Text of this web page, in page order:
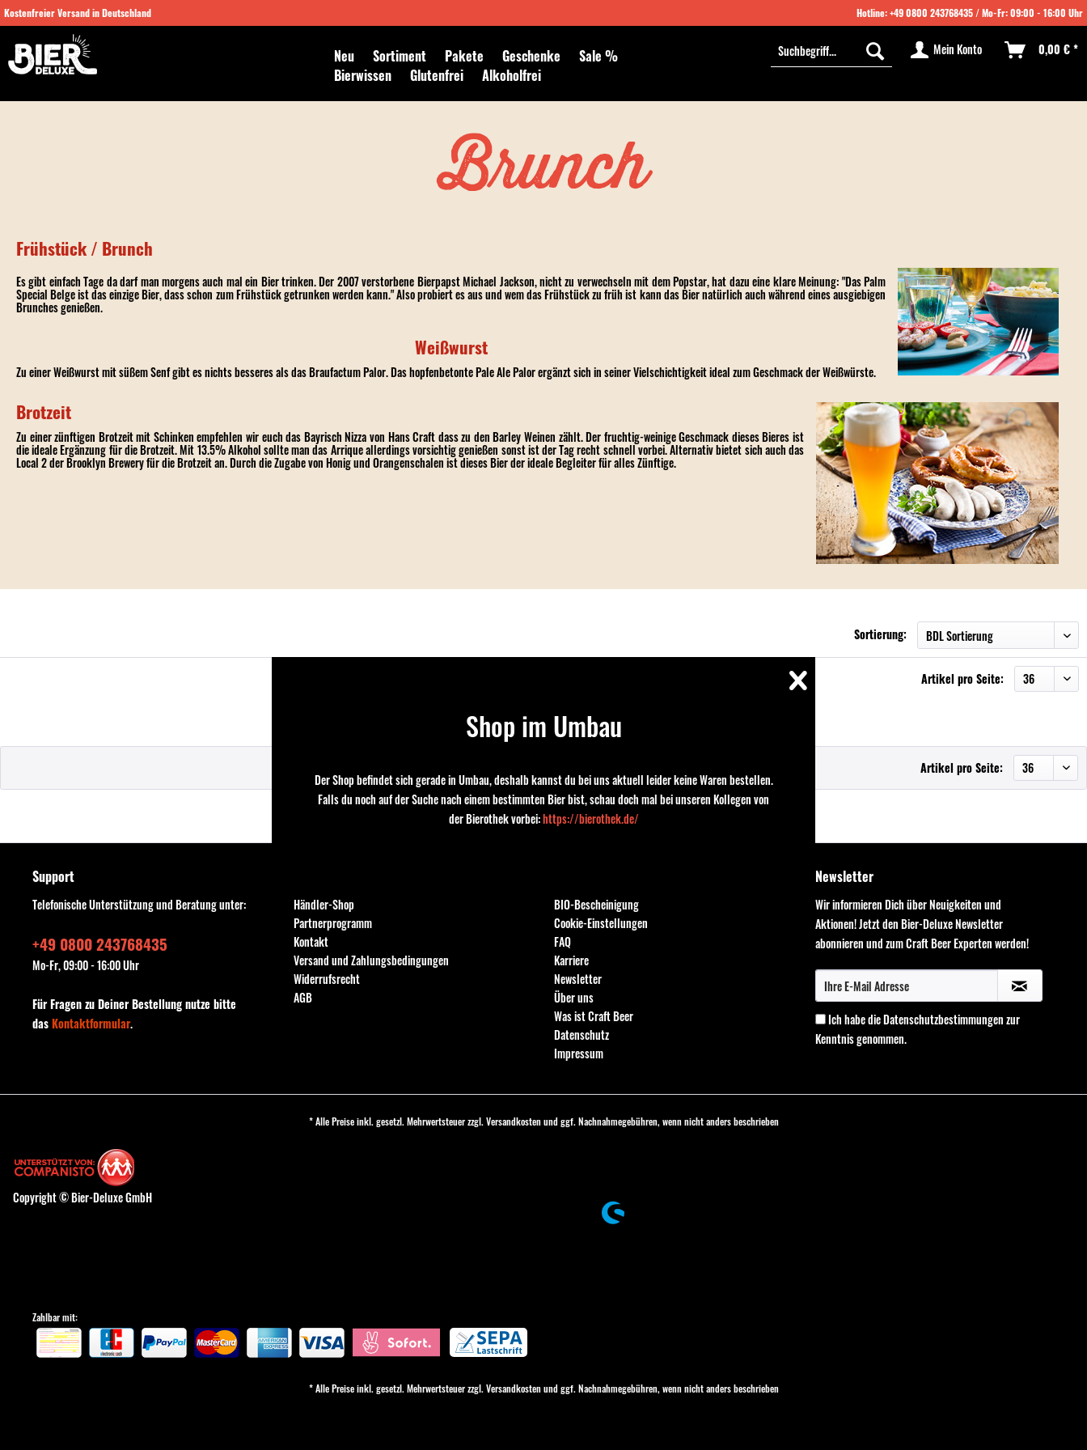
Kostenfreier Versand in Deutschland Hotline:+49 0800 243768435 / Mo-Fr: 09:00 - 16:00 Uhr
Neu Sortiment Pakete Geschenke
Sale %
Bierwissen
Glutenfrei Alkoholfrei
Mein Konto 0,00 € *
Newsletter abonnieren
Brunch
Frühstück / Brunch
Es gibt einfach Tage da darf man morgens auch mal ein Bier trinken. Der 2007 verstorbene Bierpapst Michael Jackson, nicht zu verwechseln mit dem Popstar, hat dazu eine klare Meinung: "DasPalm
Special Belgeist das einzige Bier, dass schon zum Frühstück getrunken werden kann." Also probiert es aus und wem das Frühstück zu früh ist kann das Bier natürlich auch während eines ausgiebigen
Brunches genießen.
Weißwurst
Zu einer Weißwurst mit süßem Senf gibt es nichts besseres als dasBraufactum Palor. Das hopfenbetonte Pale Ale Palor ergänzt sich in seiner Vielschichtigkeit ideal zum Geschmack der Weißwürste.
Brotzeit
Zu einer zünftigen Brotzeit mit Schinken empfehlen wir euch das Bayrisch Nizza von Hans Craft dass zu den Barley Weinen zählt. Der fruchtig-weinige Geschmack dieses Bieres ist
die ideale Ergänzung für die Brotzeit. Mit 13.5% Alkohol sollte man das Arrique allerdings vorsichtig genießen sonst ist der Tag recht schnell vorbei. Alternativ bietet sich auch das
Local 2 der Brooklyn Breweryfür die Brotzeit an. Durch die Zugabe von Honig und Orangenschalen ist dieses Bier der ideale Begleiter für alles Zünftige.
Sortierung:
Artikel pro Seite:
Artikel pro Seite:
Support
Telefonische Unterstützung und Beratung unter:
+49 0800 243768435
Mo-Fr, 09:00 - 16:00 Uhr
Für Fragen zu Deiner Bestellung nutze bitte
dasKontaktformular.
Händler-Shop
Partnerprogramm
Kontakt
Versand und Zahlungsbedingungen
Widerrufsrecht
AGB
BIO-Bescheinigung
Cookie-Einstellungen
FAQ
Karriere
Newsletter
Über uns
Was ist Craft Beer
Datenschutz
Impressum
Newsletter
Wir informieren Dich über Neuigkeiten und
Aktionen! Jetzt den Bier-Deluxe Newsletter
abonnieren und zum Craft Beer Experten werden!
Ich habe dieDatenschutzbestimmungenzur
Kenntnis genommen.
* Alle Preise inkl. gesetzl. Mehrwertsteuer zzgl. Versandkostenund ggf. Nachnahmegebühren, wenn nicht anders beschrieben
Copyright © Bier-Deluxe GmbH
Shop im Umbau
Der Shop befindet sich gerade in Umbau, deshalb kannst du bei uns aktuell leider keine Waren bestellen.
Falls du noch auf der Suche nach einem bestimmten Bier bist, schau doch mal bei unseren Kollegen von
der Bierothek vorbei:https://bierothek.de/
Zahlbar mit:
* Alle Preise inkl. gesetzl. Mehrwertsteuer zzgl. Versandkostenund ggf. Nachnahmegebühren, wenn nicht anders beschrieben